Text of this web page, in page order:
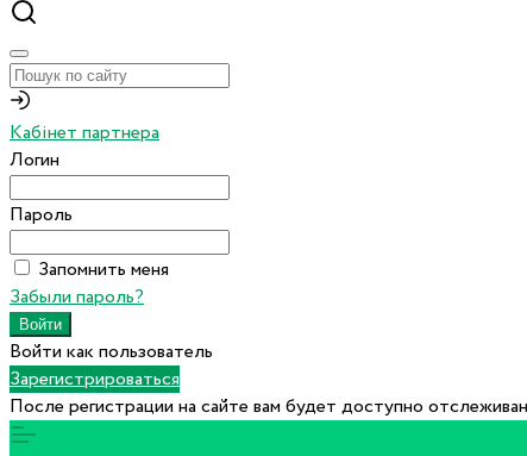
Кабінет партнера
Логин
Пароль
Запомнить меня
Забыли пароль?
Войти как пользователь
Зарегистрироваться
После регистрации на сайте вам будет доступно